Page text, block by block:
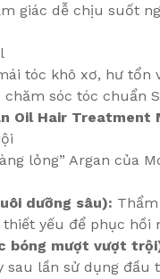
giác dễ chịu suốt
tóc khô xơ, hư tổn
sóc tóc chuẩn
Oil Hair Treatment
lỏng” Argan của
dưỡng sâu):
yếu để phục hồi
bóng mượt vượt
sau lần sử dụng đầu